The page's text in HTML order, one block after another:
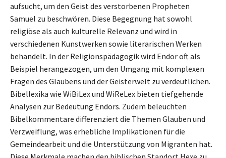
aufsucht, um den Geist des verstorbenen Propheten
Samuel zu beschwören. Diese Begegnung hat sowohl
religiöse als auch kulturelle Relevanz und wird in
verschiedenen Kunstwerken sowie literarischen Werken
behandelt. In der Religionspädagogik wird Endor oft als
Beispiel herangezogen, um den Umgang mit komplexen
Fragen des Glaubens und der Geisterwelt zu verdeutlichen.
Bibellexika wie WiBiLex und WiReLex bieten tiefgehende
Analysen zur Bedeutung Endors. Zudem beleuchten
Bibelkommentare differenziert die Themen Glauben und
Verzweiflung, was erhebliche Implikationen für die
Gemeindearbeit und die Unterstützung von Migranten hat.